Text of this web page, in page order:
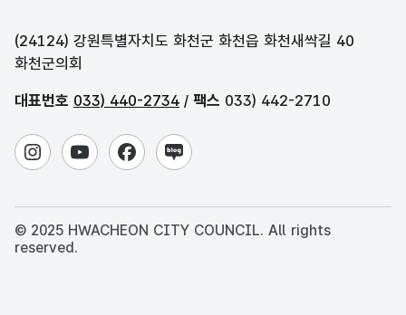
(24124) 강원특별자치도 화천군 화천읍 화천새싹길 40
화천군의회
대표번호 033) 440-2734 / 팩스 033) 442-2710
© 2025 HWACHEON CITY COUNCIL. All rights
reserved.